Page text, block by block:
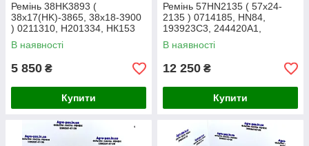
Ремінь 38HK3893 (
38х17(HK)-3865, 38x18-3900
) 0211310, H201334, HК153
Gates
В наявності
5 850 ₴
Купити
Ремінь 57HN2135 ( 57х24-
2135 ) 0714185, HN84,
193923C3, 244420A1,
193923C4, 244420A4,
AP1004746
В наявності
12 250 ₴
Купити